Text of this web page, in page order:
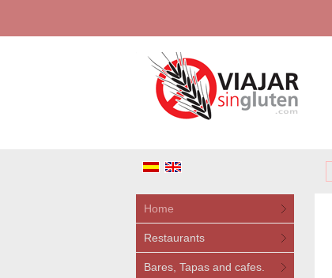
Home
Restaurants
Bares, Tapas and cafes.